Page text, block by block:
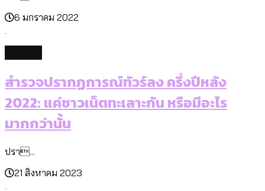
6 มกราคม 2022
สำรวจปรากฏการณ์ทัวร์ลง ครึ่งปีหลัง
2022: แค่ชาวเน็ตทะเลาะกัน หรือมีอะไร
มากกว่านั้น
ปรา...
21 สิงหาคม 2023